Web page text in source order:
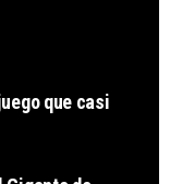
que casi